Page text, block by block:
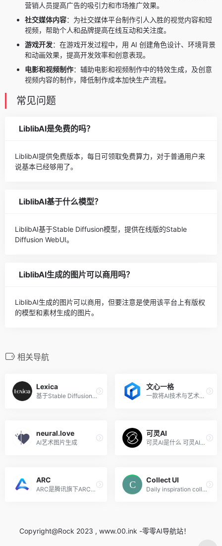
营销人员提高广告的吸引力和市场推广效果。
社交媒体内容： 为社交媒体平台制作引人入胜的视觉内容和短
视频，帮助个人和品牌提高在线互动和关注度。
游戏开发： 在游戏开发过程中，用 AI 创建角色设计、环境背景
和动画效果，提高开发效率和创意表现。
电影和视频制作： 辅助电影和视频制作中的特效生成，及创意
视频内容的制作，降低制作成本加快生产流程。
常见问题
LiblibAI是免费的吗？
LiblibAI提供免费版本，每日可领取免费算力，对于普通用户来
说基本已经够用了。
LiblibAI基于什么模型？
LiblibAI基于Stable Diffusion模型，提供在线版的Stable
Diffusion WebUI。
LiblibAI生成的图片可以商用吗？
LiblibAI生成的图片可以商用，但要注意是使用该平台上有版权
的模型和素材生成的图片。
相关导航
Lexica
基于Stable Diffusion的在线...
文心一格
一款将AI技术与艺术创作相结合强大的人工智能辅助创意工具
neural.love
AI艺术图片生成
可灵AI
可灵AI是什么 可灵AI是快手推...
ARC
ARC是腾讯旗下ARC（Applied R...
Collect UI
Daily inspiration collected from daily ui archive and beyond.
Copyright@Rock 2023 , www.00.ink -零零AI导航站！